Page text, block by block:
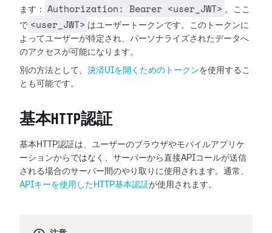
ます：
Authorization: Bearer <user_JWT> 。ここ
で <user_JWT> はユーザートークンです。このトークンに
よってユーザーが特定され、パーソナライズされたデータへ
のアクセスが可能になります。
別の方法として、 決済UIを開くためのトークンを使用するこ
とも可能です。
基本HTTP認証
基本HTTP認証は、ユーザーのブラウザやモバイルアプリケ
ーションからではなく、サーバーから直接APIコールが送信
される場合のサーバー間のやり取りに使用されます。通常、
APIキーを使用したHTTP基本認証が使用されます。